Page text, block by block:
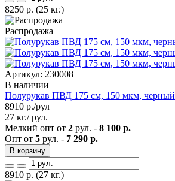
8250 р. (25 кг.)
Распродажа
Артикул: 230008
В наличии
Полурукав ПВД 175 см, 150 мкм, черный
8910 р./рул
27 кг./ рул.
Мелкий опт от 2 рул. - 8 100 р.
Опт от 5 рул. - 7 290 р.
В корзину
8910 р. (27 кг.)